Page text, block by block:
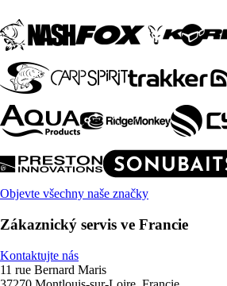
Objevte všechny naše značky
Zákaznický servis ve Francie
Kontaktujte nás
11 rue Bernard Maris